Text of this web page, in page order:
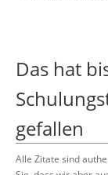
Das hat
gefallen
Alle Zitate sind